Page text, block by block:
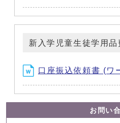
新入学児童生徒学用
口座振込依頼書 (
お問い